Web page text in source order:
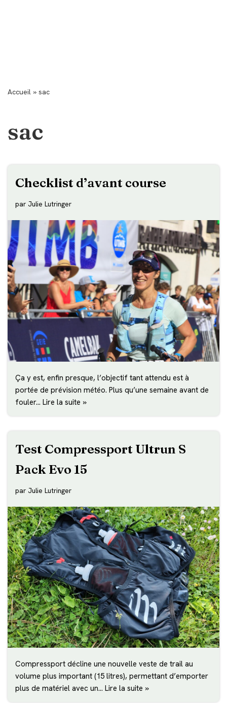
Accueil » sac
sac
Checklist d’avant course
par Julie Lutringer
Ça y est, enfin presque, l’objectif tant attendu est à
portée de prévision météo. Plus qu’une semaine avant de
fouler… Lire la suite »
Test Compressport Ultrun S
Pack Evo 15
par Julie Lutringer
Compressport décline une nouvelle veste de trail au
volume plus important (15 litres), permettant d’emporter
plus de matériel avec un… Lire la suite »